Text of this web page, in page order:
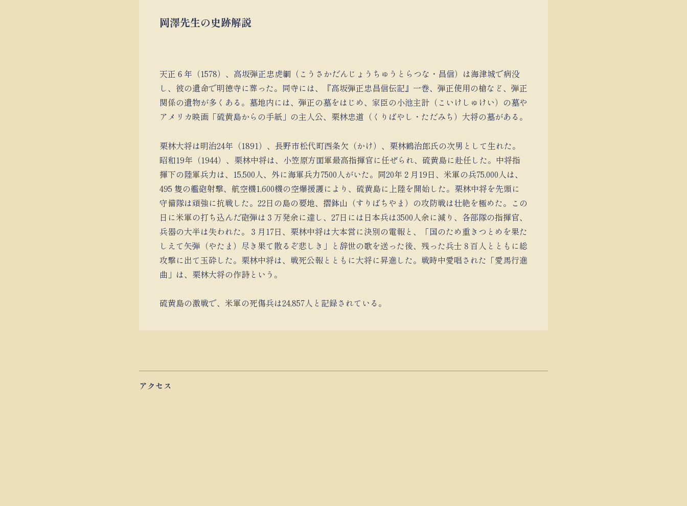
岡澤先生の史跡解説
天正６年（1578）、高坂弾正忠虎綱（こうさかだんじょうちゅうとらつな・昌信）は海津城で病没
し、彼の遺命で明徳寺に葬った。同寺には、『高坂弾正忠昌信伝記』一巻、弾正使用の槍など、弾正
関係の遺物が多くある。墓地内には、弾正の墓をはじめ、家臣の小池主計（こいけしゅけい）の墓や
アメリカ映画「硫黄島からの手紙」の主人公、栗林忠道（くりばやし・ただみち）大将の墓がある。
栗林大将は明治24年（1891）、長野市松代町西条欠（かけ）、栗林鶴治郎氏の次男として生れた。
昭和19年（1944）、栗林中将は、小笠原方面軍最高指揮官に任ぜられ、硫黄島に赴任した。中将指
揮下の陸軍兵力は、15,500人、外に海軍兵力7500人がいた。同20年２月19日、米軍の兵75,000人は、
495 隻の艦砲射撃、航空機1,600機の空爆援護により、硫黄島に上陸を開始した。栗林中将を先頭に
守備隊は頑強に抗戦した。22日の島の要地、摺鉢山（すりばちやま）の攻防戦は壮絶を極めた。この
日に米軍の打ち込んだ砲弾は３万発余に達し、27日には日本兵は3500人余に減り、各部隊の指揮官、
兵器の大半は失われた。３月17日、栗林中将は大本営に決別の電報と、「国のため重きつとめを果た
しえて矢弾（やたま）尽き果て散るぞ悲しき」と辞世の歌を送った後、残った兵士８百人とともに総
攻撃に出て玉砕した。栗林中将は、戦死公報とともに大将に昇進した。戦時中愛唱された「愛馬行進
曲」は、栗林大将の作詩という。
硫黄島の激戦で、米軍の死傷兵は24,857人と記録されている。
アクセス